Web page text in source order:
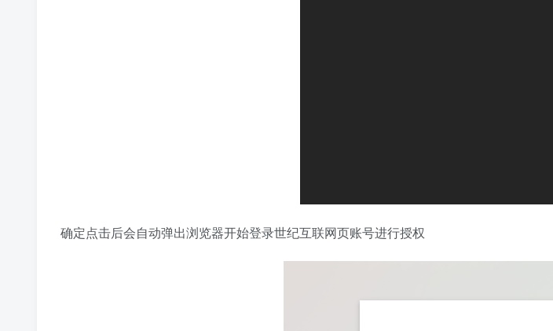
确定点击后会自动弹出浏览器开始登录世纪互联网页账号进行授权